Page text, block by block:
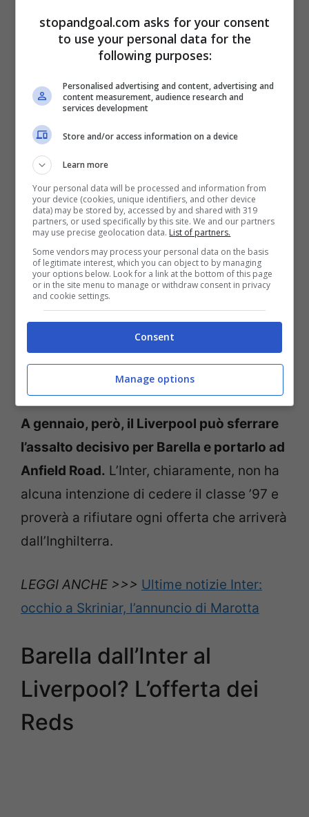
centrocampisti di livello importante.
Secondo quanto riferito daLiverpool Echo
il Liverpool a gennaio tornerà a bussare
alla porta dell’Inter per Nicolò Barella. Il
tecnico tedesco stima moltissimo il
centrocampista italiano e lo avrebbe già
voluto con sé nell’estate del 2021 e anche
nei mesi scorsi ci ha provato.
A gennaio, però, il Liverpool può sferrare
l’assalto decisivo per Barella e portarlo ad
Anfield Road. L’Inter, chiaramente, non ha
alcuna intenzione di cedere il classe ’97 e
proverà a rifiutare ogni offerta che arriverà
dall’Inghilterra.
LEGGI ANCHE >>> Ultime notizie Inter:
occhio a Skriniar, l’annuncio di Marotta
Barella dall’Inter al
Liverpool? L’offerta dei
Reds
stopandgoal.com asks for your consent
to use your personal data for the
following purposes:
Personalised advertising and content, advertising and
content measurement, audience research and
services development
Store and/or access information on a device
Learn more
Your personal data will be processed and information from
your device (cookies, unique identifiers, and other device
data) may be stored by, accessed by and shared with 319
partners, or used specifically by this site. We and our partners
may use precise geolocation data. List of partners.
Some vendors may process your personal data on the basis
of legitimate interest, which you can object to by managing
your options below. Look for a link at the bottom of this page
or in the site menu to manage or withdraw consent in privacy
and cookie settings.
Consent
Manage options